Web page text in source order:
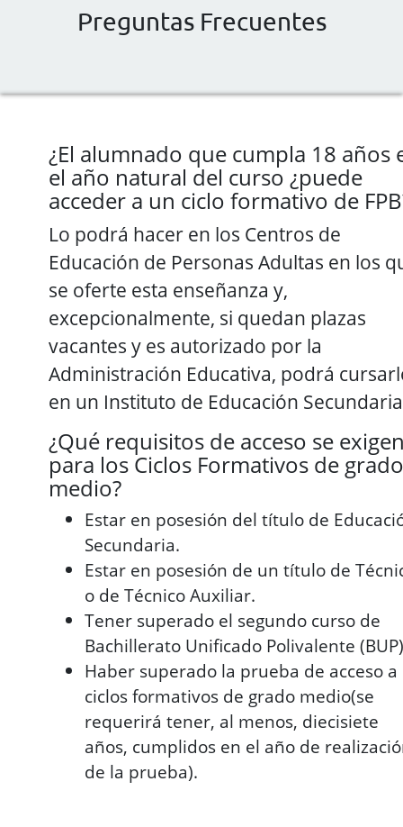
Preguntas Frecuentes
¿El alumnado que cumpla 18 años
el año natural del curso ¿puede
acceder a un ciclo formativo de
Lo podrá hacer en los Centros de
Educación de Personas Adultas en los
se oferte esta enseñanza y,
excepcionalmente, si quedan plazas
vacantes y es autorizado por la
Administración Educativa, podrá
en un Instituto de Educación
¿Qué requisitos de acceso se
para los Ciclos Formativos de grado
medio?
Estar en posesión del título de
Secundaria.
Estar en posesión de un título de
o de Técnico Auxiliar.
Tener superado el segundo curso de
Bachillerato Unificado Polivalente
Haber superado la prueba de acceso a
ciclos formativos de grado medio(se
requerirá tener, al menos, diecisiete
años, cumplidos en el año de
de la prueba).